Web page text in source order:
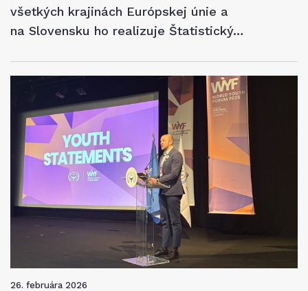
všetkých krajinách Európskej únie a
na Slovensku ho realizuje Štatistický…
26. februára 2026